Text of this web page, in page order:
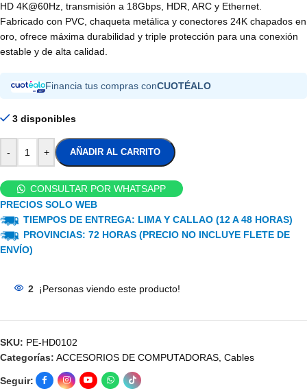
HD 4K@60Hz, transmisión a 18Gbps, HDR, ARC y Ethernet.
Fabricado con PVC, chaqueta metálica y conectores 24K chapados en
oro, ofrece máxima durabilidad y triple protección para una conexión
estable y de alta calidad.
Financia tus compras conCUOTÉALO
3 disponibles
- + AÑADIR AL CARRITO
CONSULTAR POR WHATSAPP
PRECIOS SOLO WEB
TIEMPOS DE ENTREGA: LIMA Y CALLAO (12 A 48 HORAS)
PROVINCIAS: 72 HORAS (PRECIO NO INCLUYE FLETE DE
ENVÍO)
2 ¡Personas viendo este producto!
SKU: PE-HD0102
Categorías: ACCESORIOS DE COMPUTADORAS, Cables
Seguir: